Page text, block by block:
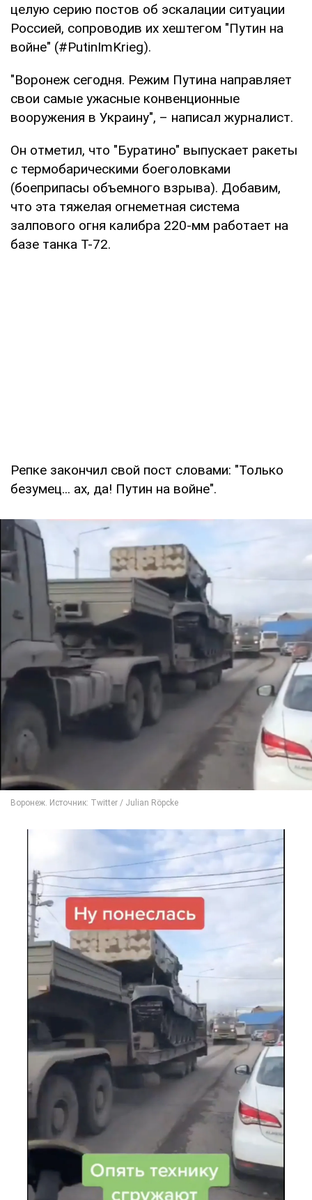
целую серию постов об эскалации ситуации
Россией, сопроводив их хештегом "Путин на
войне" (#PutinImKrieg).
"Воронеж сегодня. Режим Путина направляет
свои самые ужасные конвенционные
вооружения в Украину", – написал журналист.
Он отметил, что "Буратино" выпускает ракеты
с термобарическими боеголовками
(боеприпасы объемного взрыва). Добавим,
что эта тяжелая огнеметная система
залпового огня калибра 220-мм работает на
базе танка Т-72.
Репке закончил свой пост словами: "Только
безумец... ах, да! Путин на войне".